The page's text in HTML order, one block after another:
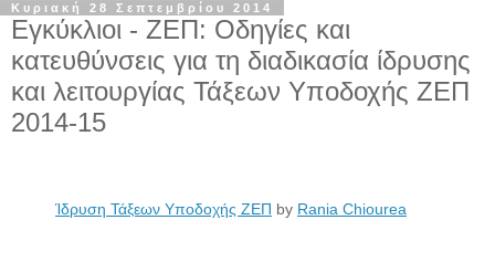
Κυριακή 28 Σεπτεμβρίου 2014
Εγκύκλιοι - ΖΕΠ: Οδηγίες και
κατευθύνσεις για τη διαδικασία ίδρυσης
και λειτουργίας Τάξεων Υποδοχής ΖΕΠ
2014-15
Ίδρυση Τάξεων Υποδοχής ΖΕΠ by Rania Chiourea